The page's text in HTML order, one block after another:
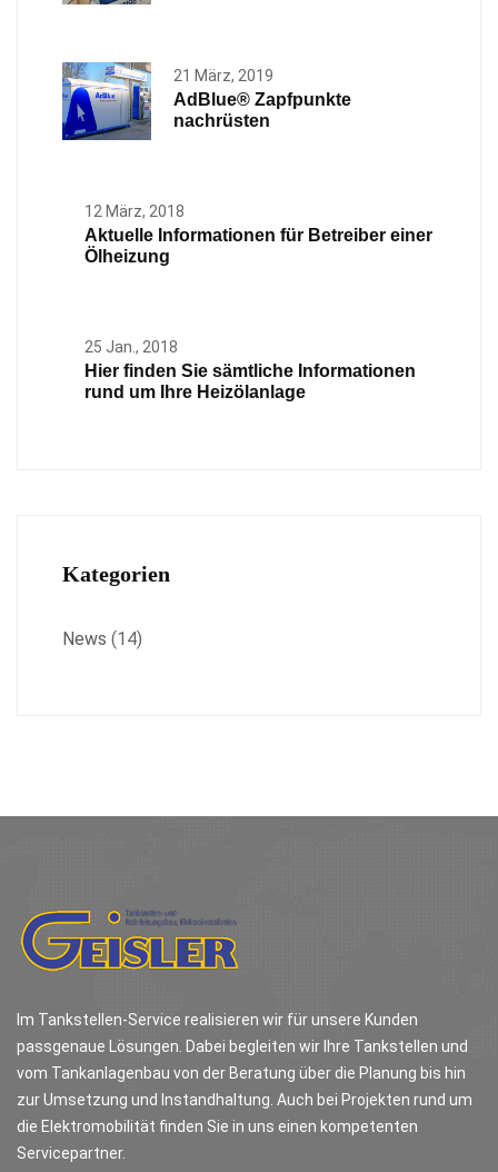
21 März, 2019
AdBlue® Zapfpunkte
nachrüsten
12 März, 2018
Aktuelle Informationen für Betreiber einer
Ölheizung
25 Jan., 2018
Hier finden Sie sämtliche Informationen
rund um Ihre Heizölanlage
Kategorien
News (14)
Im Tankstellen-Service realisieren wir für unsere Kunden
passgenaue Lösungen. Dabei begleiten wir Ihre Tankstellen und
vom Tankanlagenbau von der Beratung über die Planung bis hin
zur Umsetzung und Instandhaltung. Auch bei Projekten rund um
die Elektromobilität finden Sie in uns einen kompetenten
Servicepartner.